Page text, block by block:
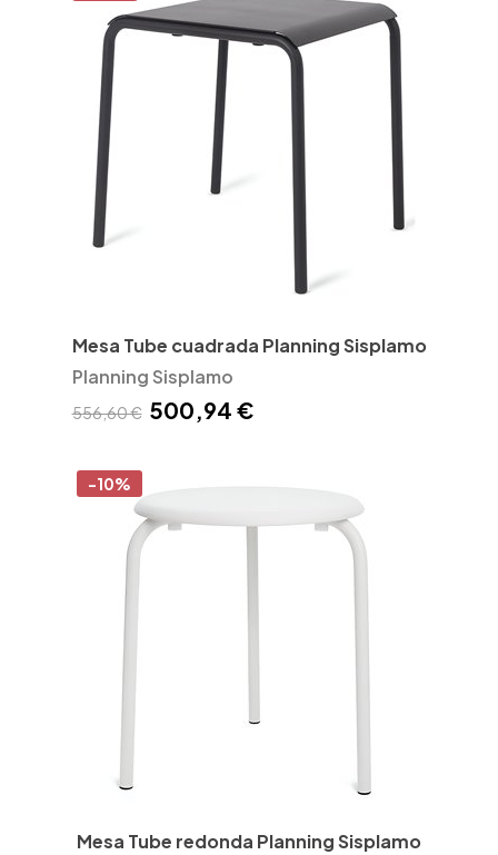
Mesa Tube cuadrada Planning Sisplamo
Planning Sisplamo
556,60 € 500,94 €
-10%
Mesa Tube redonda Planning Sisplamo